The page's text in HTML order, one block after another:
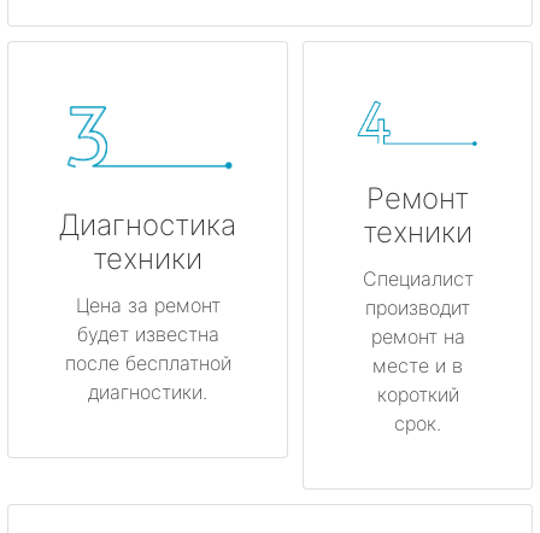
Диагностика
техники
Цена за ремонт
будет известна
после бесплатной
диагностики.
Ремонт
техники
Специалист
производит
ремонт на
месте и в
короткий
срок.